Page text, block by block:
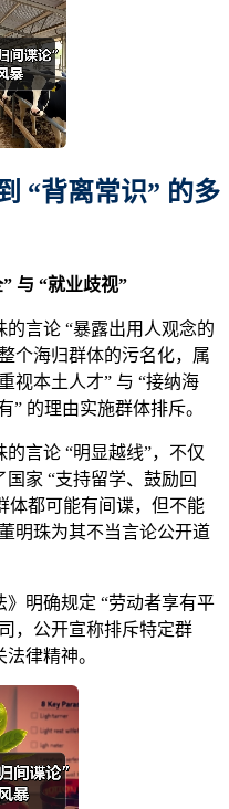
“背离常识” 的多
与 “就业歧视”
的言论 “暴露出用人观念的
个海归群体的污名化，属
视本土人才” 与 “接纳海
” 的理由实施群体排斥。
言论 “明显越线”，不仅
家 “支持留学、鼓励回
体都可能有间谍，但不能
明珠为其不当言论公开道
明确规定 “劳动者享有平
，公开宣称排斥特定群
律精神。